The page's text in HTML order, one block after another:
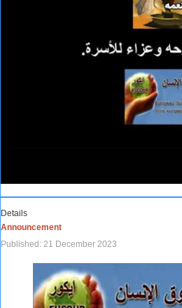
Details
Announcement
Published: 21 December 2023